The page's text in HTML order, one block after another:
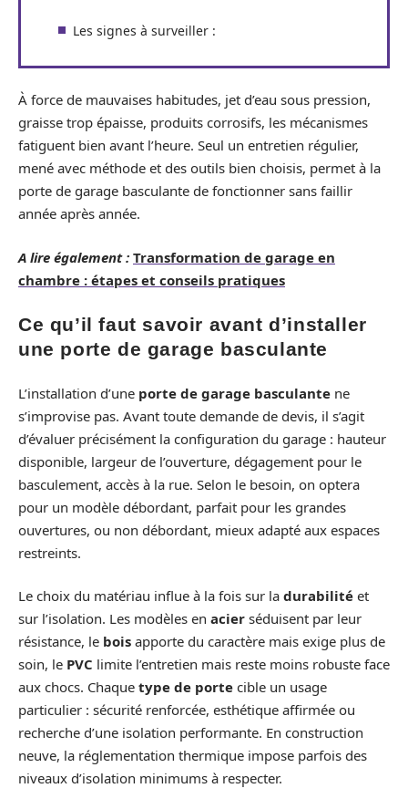
Les signes à surveiller :
À force de mauvaises habitudes, jet d’eau sous pression,
graisse trop épaisse, produits corrosifs, les mécanismes
fatiguent bien avant l’heure. Seul un entretien régulier,
mené avec méthode et des outils bien choisis, permet à la
porte de garage basculante de fonctionner sans faillir
année après année.
A lire également : Transformation de garage en
chambre : étapes et conseils pratiques
Ce qu’il faut savoir avant d’installer
une porte de garage basculante
L’installation d’une porte de garage basculante ne
s’improvise pas. Avant toute demande de devis, il s’agit
d’évaluer précisément la configuration du garage : hauteur
disponible, largeur de l’ouverture, dégagement pour le
basculement, accès à la rue. Selon le besoin, on optera
pour un modèle débordant, parfait pour les grandes
ouvertures, ou non débordant, mieux adapté aux espaces
restreints.
Le choix du matériau influe à la fois sur la durabilité et
sur l’isolation. Les modèles en acier séduisent par leur
résistance, le bois apporte du caractère mais exige plus de
soin, le PVC limite l’entretien mais reste moins robuste face
aux chocs. Chaque type de porte cible un usage
particulier : sécurité renforcée, esthétique affirmée ou
recherche d’une isolation performante. En construction
neuve, la réglementation thermique impose parfois des
niveaux d’isolation minimums à respecter.